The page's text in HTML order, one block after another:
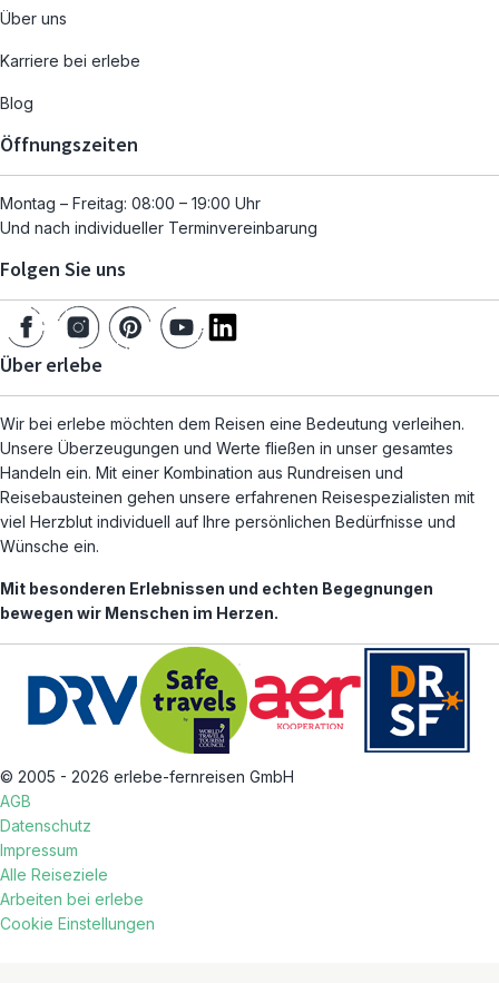
Über uns
Karriere bei erlebe
Blog
Öffnungszeiten
Montag – Freitag: 08:00 – 19:00 Uhr
Und nach individueller Terminvereinbarung
Folgen Sie uns
Über erlebe
Wir bei erlebe möchten dem Reisen eine Bedeutung verleihen.
Unsere Überzeugungen und Werte fließen in unser gesamtes
Handeln ein. Mit einer Kombination aus Rundreisen und
Reisebausteinen gehen unsere erfahrenen Reisespezialisten mit
viel Herzblut individuell auf Ihre persönlichen Bedürfnisse und
Wünsche ein.
Mit besonderen Erlebnissen und echten Begegnungen
bewegen wir Menschen im Herzen.
© 2005 - 2026 erlebe-fernreisen GmbH
AGB
Datenschutz
Impressum
Alle Reiseziele
Arbeiten bei erlebe
Cookie Einstellungen